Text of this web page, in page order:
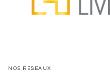
NOS RÉSEAUX